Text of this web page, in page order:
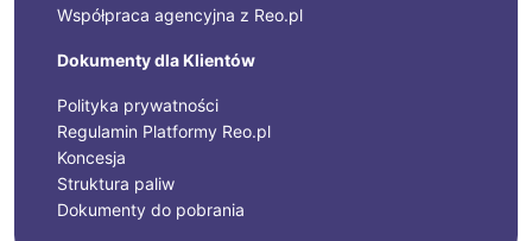
Współpraca agencyjna z Reo.pl
Dokumenty dla Klientów
Polityka prywatności
Regulamin Platformy Reo.pl
Koncesja
Struktura paliw
Dokumenty do pobrania